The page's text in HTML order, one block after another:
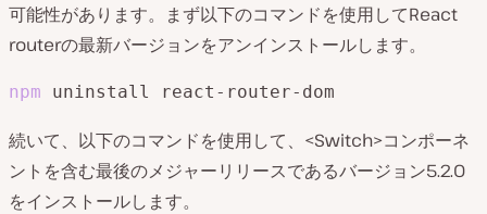
可能性があります。まず以下のコマンドを使用してReact
routerの最新バージョンをアンインストールします。
npm uninstall react-router-dom
続いて、以下のコマンドを使用して、<Switch>コンポーネ
ントを含む最後のメジャーリリースであるバージョン5.2.0
をインストールします。